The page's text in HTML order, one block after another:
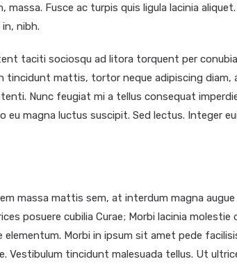
Fusce ac turpis quis ligula lacinia
nibh.
taciti sociosqu ad litora torquent per
tincidunt mattis, tortor neque adipiscing diam,
Nunc feugiat mi a tellus consequat
eu magna luctus suscipit. Sed lectus. Integer
massa mattis sem, at interdum magna
posuere cubilia Curae; Morbi lacinia molestie
Morbi in ipsum sit amet pede
Vestibulum tincidunt malesuada tellus. Ut